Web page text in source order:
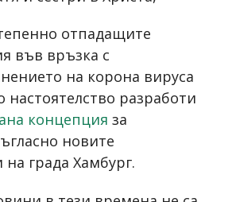
отпадащите
във връзка с
на корона вируса
настоятелство разработи
концепция за
новите
града Хамбург.